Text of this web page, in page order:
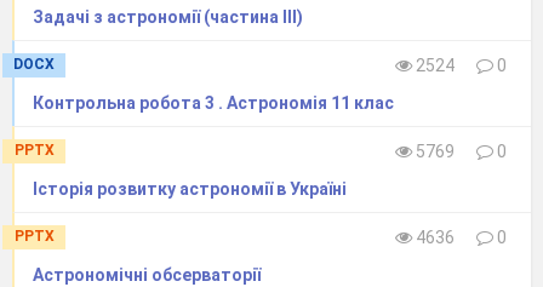
Задачі з астрономії (частина ІII)
DOCX 2524
0
Контрольна робота 3 . Астрономія 11 клас
PPTX 5769
0
Історія розвитку астрономії в Україні
PPTX 4636
0
Астрономічні обсерваторії